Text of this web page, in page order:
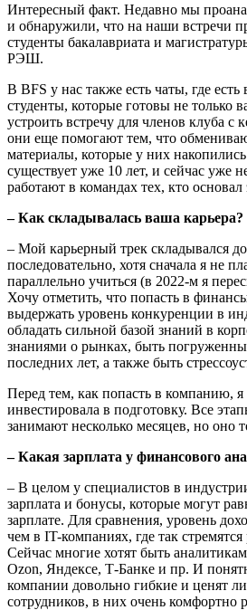
Интересный факт. Недавно мы
и обнаружили, что на наши встречи
студенты бакалавриата и
РЭШ.
В BFS у нас также есть чаты, где
студенты, которые готовы не только
устроить встречу для членов клуба с
они еще помогают тем, что
материалы, которые у них
существует уже 10 лет, и сейчас уже
работают в командах тех, кто основал
– Как складывалась ваша карьера?
– Мой карьерный трек складывался
последовательно, хотя сначала я не
параллельно учиться (в 2022-м я
Хочу отметить, что попасть в
выдержать уровень конкуренции в
обладать сильной базой знаний в
знаниями о рынках, быть
последних лет, а также быть
Перед тем, как попасть в компанию,
инвестировала в подготовку. Все
занимают несколько месяцев, но оно
– Какая зарплата у финансового
– В целом у специалистов в
зарплата и бонусы, которые могут
зарплате. Для сравнения, уровень
чем в IT-компаниях, где так стремятся
Сейчас многие хотят быть
Ozon, Яндексе, Т-Банке и пр. И
компании довольно гибкие и ценят
сотрудников, в них очень комфортно